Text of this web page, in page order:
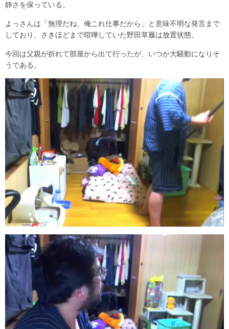
静さを保っている。
よっさんは「無理だね、俺これ仕事だから」と意味不明な発言まで
しており、さきほどまで喧嘩していた野田草履は放置状態。
今回は父親が折れて部屋から出て行ったが、いつか大騒動になりそ
うである。